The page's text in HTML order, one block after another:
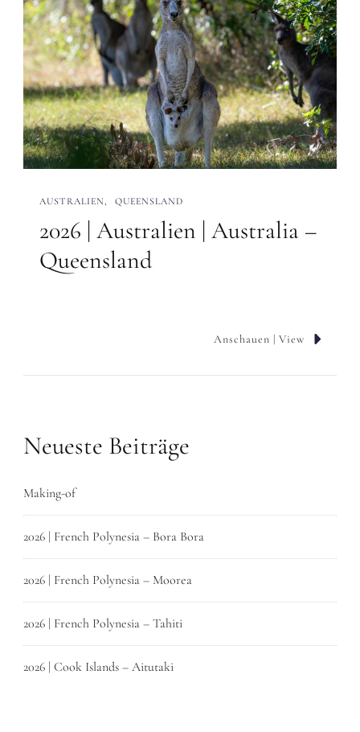
AUSTRALIEN QUEENSLAND
2026 | Australien | Australia –
Queensland
Anschauen | View
Neueste Beiträge
Making-of
2026 | French Polynesia – Bora Bora
2026 | French Polynesia – Moorea
2026 | French Polynesia – Tahiti
2026 | Cook Islands – Aitutaki